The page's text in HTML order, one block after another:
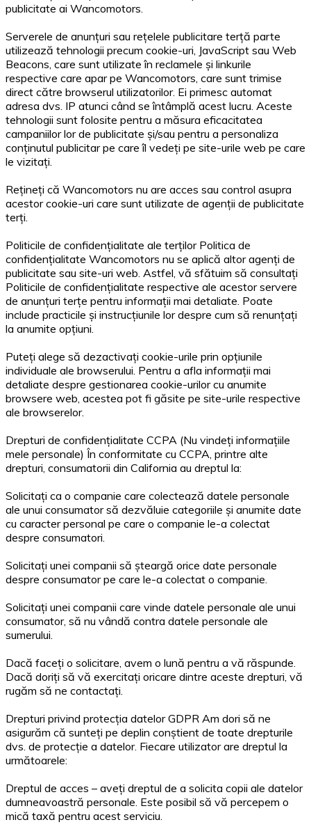
publicitate ai Wancomotors.
Serverele de anunțuri sau rețelele publicitare terță parte
utilizează tehnologii precum cookie-uri, JavaScript sau Web
Beacons, care sunt utilizate în reclamele și linkurile
respective care apar pe Wancomotors, care sunt trimise
direct către browserul utilizatorilor. Ei primesc automat
adresa dvs. IP atunci când se întâmplă acest lucru. Aceste
tehnologii sunt folosite pentru a măsura eficacitatea
campaniilor lor de publicitate și/sau pentru a personaliza
conținutul publicitar pe care îl vedeți pe site-urile web pe care
le vizitați.
Rețineți că Wancomotors nu are acces sau control asupra
acestor cookie-uri care sunt utilizate de agenții de publicitate
terți.
Politicile de confidențialitate ale terților Politica de
confidențialitate Wancomotors nu se aplică altor agenți de
publicitate sau site-uri web. Astfel, vă sfătuim să consultați
Politicile de confidențialitate respective ale acestor servere
de anunțuri terțe pentru informații mai detaliate. Poate
include practicile și instrucțiunile lor despre cum să renunțați
la anumite opțiuni.
Puteți alege să dezactivați cookie-urile prin opțiunile
individuale ale browserului. Pentru a afla informații mai
detaliate despre gestionarea cookie-urilor cu anumite
browsere web, acestea pot fi găsite pe site-urile respective
ale browserelor.
Drepturi de confidențialitate CCPA (Nu vindeți informațiile
mele personale) În conformitate cu CCPA, printre alte
drepturi, consumatorii din California au dreptul la:
Solicitați ca o companie care colectează datele personale
ale unui consumator să dezvăluie categoriile și anumite date
cu caracter personal pe care o companie le-a colectat
despre consumatori.
Solicitați unei companii să șteargă orice date personale
despre consumator pe care le-a colectat o companie.
Solicitați unei companii care vinde datele personale ale unui
consumator, să nu vândă contra datele personale ale
sumerului.
Dacă faceți o solicitare, avem o lună pentru a vă răspunde.
Dacă doriți să vă exercitați oricare dintre aceste drepturi, vă
rugăm să ne contactați.
Drepturi privind protecția datelor GDPR Am dori să ne
asigurăm că sunteți pe deplin conștient de toate drepturile
dvs. de protecție a datelor. Fiecare utilizator are dreptul la
următoarele:
Dreptul de acces – aveți dreptul de a solicita copii ale datelor
dumneavoastră personale. Este posibil să vă percepem o
mică taxă pentru acest serviciu.